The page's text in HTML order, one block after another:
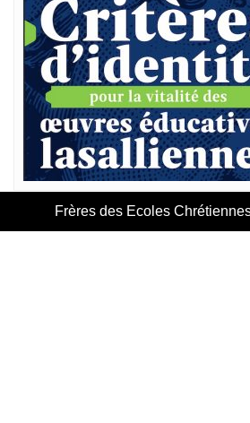
Frères des Ecoles